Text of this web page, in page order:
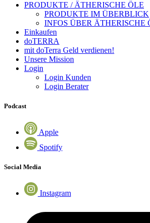
PRODUKTE / ÄTHERISCHE ÖLE
PRODUKTE IM ÜBERBLICK
INFOS ÜBER ÄTHERISCHE
Einkaufen
doTERRA
mit doTerra Geld verdienen!
Unsere Mission
Login
Login Kunden
Login Berater
Podcast
Apple
Spotify
Social Media
Instagram